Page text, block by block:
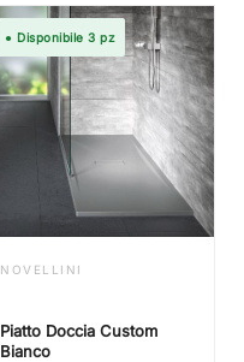
● Disponibile 3 pz
NOVELLINI
Piatto Doccia Custom
Bianco